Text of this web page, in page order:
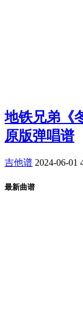
地铁兄弟《
原版弹唱谱
吉他谱 2024-06-01
最新曲谱